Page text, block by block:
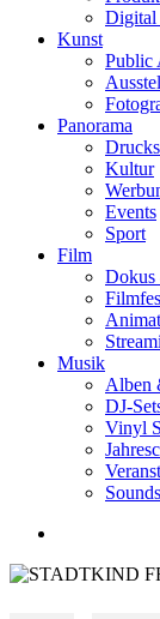
Digital
Kunst
Public
Panorama
Kultur
Events
Sport
Film
Dokus
Musik
Alben
DJ-
Vinyl